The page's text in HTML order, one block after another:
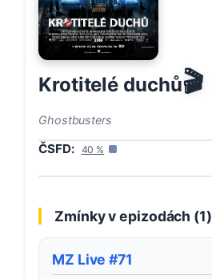
Krotitelé duchů🎬
Ghostbusters
ČSFD: 40 %
Zmínky v epizodách (1)
MZ Live #71